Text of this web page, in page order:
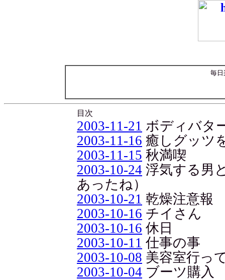
毎日
目次
2003-11-21 ボディバタ
2003-11-16 癒しグッツ
2003-11-15 秋満喫
2003-10-24 浮気する男
あったね）
2003-10-21 乾燥注意報
2003-10-16 チイさん
2003-10-16 休日
2003-10-11 仕事の事
2003-10-08 美容室行っ
2003-10-04 ブーツ購入